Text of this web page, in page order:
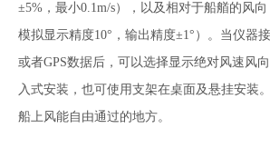
±5%，最小0.1m/s），以及相对于船艏的风向
模拟显示精度10°，输出精度±1°）。当仪器
或者GPS数据后，可以选择显示绝对风速风
入式安装，也可使用支架在桌面及悬挂安装
船上风能自由通过的地方。